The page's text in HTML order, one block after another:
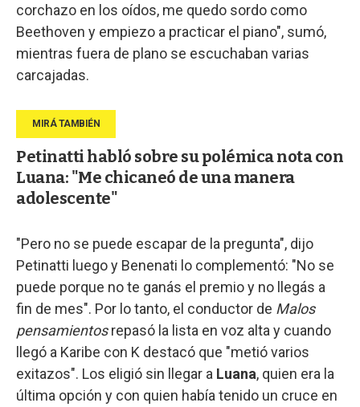
corchazo en los oídos, me quedo sordo como
Beethoven y empiezo a practicar el piano", sumó,
mientras fuera de plano se escuchaban varias
carcajadas.
Petinatti habló sobre su polémica nota con
Luana: "Me chicaneó de una manera
adolescente"
"Pero no se puede escapar de la pregunta", dijo
Petinatti luego y Benenati lo complementó: "No se
puede porque no te ganás el premio y no llegás a
fin de mes". Por lo tanto, el conductor de Malos
pensamientosrepasó la lista en voz alta y cuando
llegó a Karibe con K destacó que "metió varios
exitazos". Los eligió sin llegar a Luana, quien era la
última opción y con quien había tenido un cruce en